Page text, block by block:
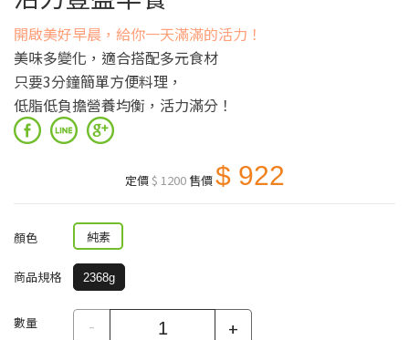
開啟美好早晨，給你一天滿滿的活力！
美味多變化，適合搭配多元食材
只要3分鐘簡單方便料理，
低脂低負擔營養均衡，活力滿分！
定價$ 1200售價$ 922
顏色 純素
商品規格 2368g
數量 - +